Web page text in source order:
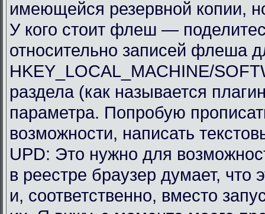
имеющейся резервной копии,
У кого стоит флеш —
относительно записей флеша
HKEY_LOCAL_MACHINE/
раздела (как называется
параметра. Попробую
возможности, написать
UPD: Это нужно для
в реестре браузер думает, что
и, соответственно, вместо